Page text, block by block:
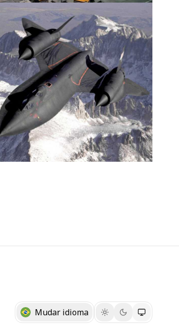
Mudar idioma